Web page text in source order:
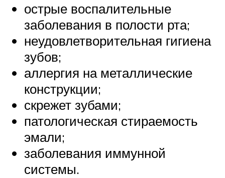
острые воспалительные
заболевания в полости рта;
неудовлетворительная гигиена
зубов;
аллергия на металлические
конструкции;
скрежет зубами;
патологическая стираемость
эмали;
заболевания иммунной
системы.